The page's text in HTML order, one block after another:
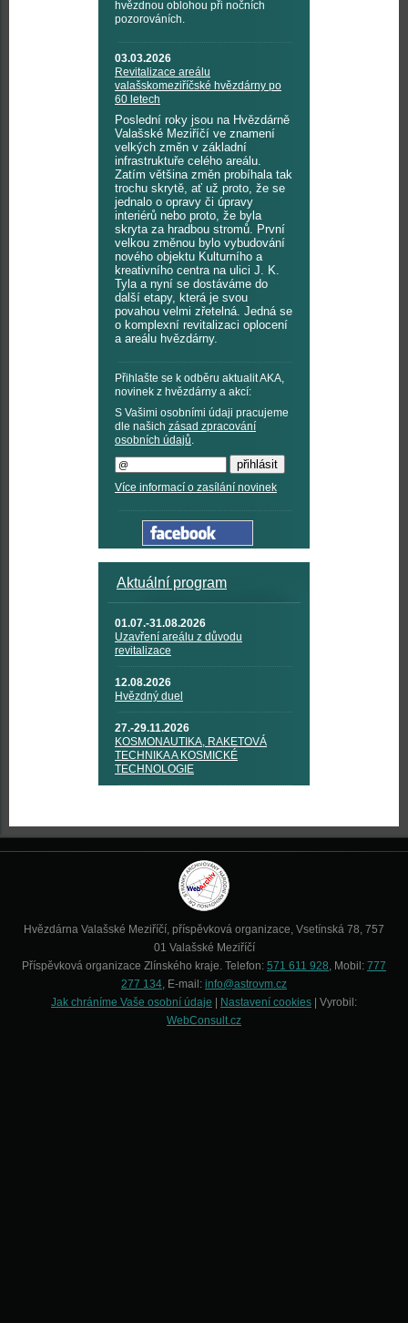
hvězdnou oblohou při nočních
pozorováních.
03.03.2026
Revitalizace areálu
valašskomeziříčské hvězdárny po
60 letech
Poslední roky jsou na Hvězdárně
Valašské Meziříčí ve znamení
velkých změn v základní
infrastruktuře celého areálu.
Zatím většina změn probíhala tak
trochu skrytě, ať už proto, že se
jednalo o opravy či úpravy
interiérů nebo proto, že byla
skryta za hradbou stromů. První
velkou změnou bylo vybudování
nového objektu Kulturního a
kreativního centra na ulici J. K.
Tyla a nyní se dostáváme do
další etapy, která je svou
povahou velmi zřetelná. Jedná se
o komplexní revitalizaci oplocení
a areálu hvězdárny.
Přihlašte se k odběru aktualit AKA,
novinek z hvězdárny a akcí:
S Vašimi osobními údaji pracujeme
dle našich zásad zpracování
osobních údajů.
Více informací o zasílání novinek
Aktuální program
01.07.-31.08.2026
Uzavření areálu z důvodu
revitalizace
12.08.2026
Hvězdný duel
27.-29.11.2026
KOSMONAUTIKA, RAKETOVÁ
TECHNIKA A KOSMICKÉ
TECHNOLOGIE
Hvězdárna Valašské Meziříčí, příspěvková organizace, Vsetínská 78, 757
01 Valašské Meziříčí
Příspěvková organizace Zlínského kraje. Telefon: 571 611 928, Mobil: 777
277 134, E-mail: info@astrovm.cz
Jak chráníme Vaše osobní údaje
Nastavení cookies | Vyrobil:
WebConsult.cz